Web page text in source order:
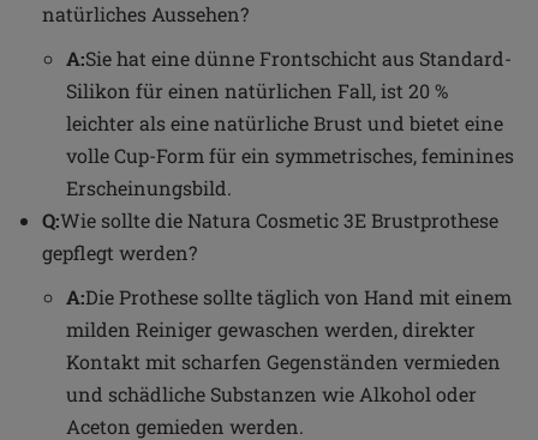
natürliches Aussehen?
A:Sie hat eine dünne Frontschicht aus Standard-
Silikon für einen natürlichen Fall, ist 20 %
leichter als eine natürliche Brust und bietet eine
volle Cup-Form für ein symmetrisches, feminines
Erscheinungsbild.
Q:Wie sollte die Natura Cosmetic 3E Brustprothese
gepflegt werden?
A:Die Prothese sollte täglich von Hand mit einem
milden Reiniger gewaschen werden, direkter
Kontakt mit scharfen Gegenständen vermieden
und schädliche Substanzen wie Alkohol oder
Aceton gemieden werden.